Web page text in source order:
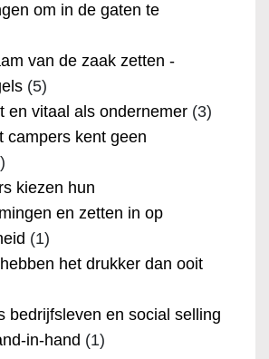
om in de gaten te
van de zaak zetten -
(5)
en vitaal als ondernemer (3)
campers kent geen
kiezen hun
en zetten in op
(1)
het drukker dan ooit
bedrijfsleven en social selling
in-hand (1)